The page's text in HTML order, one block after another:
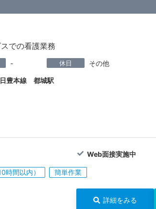
での看護業務
- 休日 その他
豊本線 都城駅
Web面接実施中
時間以内） 簡単作業
詳細をみる